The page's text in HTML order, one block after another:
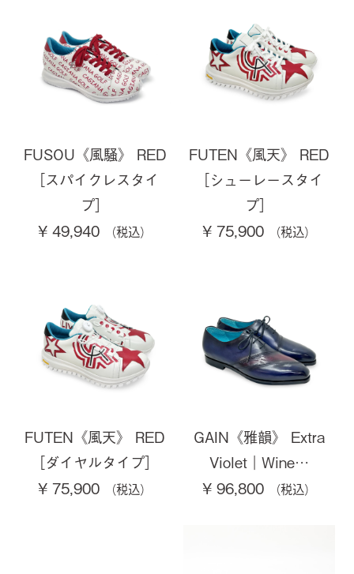
FUSOU《風騒》 RED
［スパイクレスタイ
プ］
¥ 49,940
FUTEN《風天》 RED
［シューレースタイ
プ］
¥ 75,900
FUTEN《風天》 RED
［ダイヤルタイプ］
¥ 75,900
GAIN《雅韻》 Extra
Violet｜Wine…
¥ 96,800